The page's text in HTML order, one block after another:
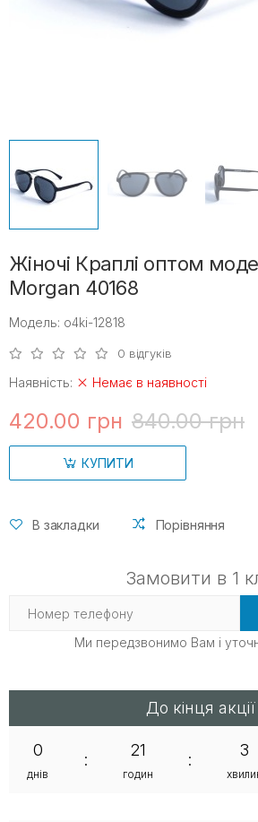
Жіночі Краплі оптом
Morgan 40168
Модель: o4ki-12818
0 відгуків
Наявність: Немає в наявності
420.00 грн 840.00 грн
КУПИТИ
В закладки Порівняння
Замовити в 1
Ми передзвонимо Вам і
До кінця акції
0
днів
:
21
годин
:
3